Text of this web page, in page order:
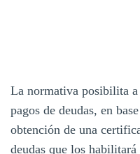
La normativa posibilita
pagos de deudas, en
obtención de una
deudas que los